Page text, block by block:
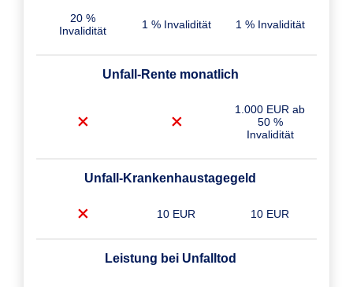
20 %
Invalidität
1 % Invalidität 1 % Invalidität
Unfall-Rente monatlich
1.000 EUR ab
50 %
Invalidität
Unfall-Krankenhaustagegeld
10 EUR 10 EUR
Leistung bei Unfalltod